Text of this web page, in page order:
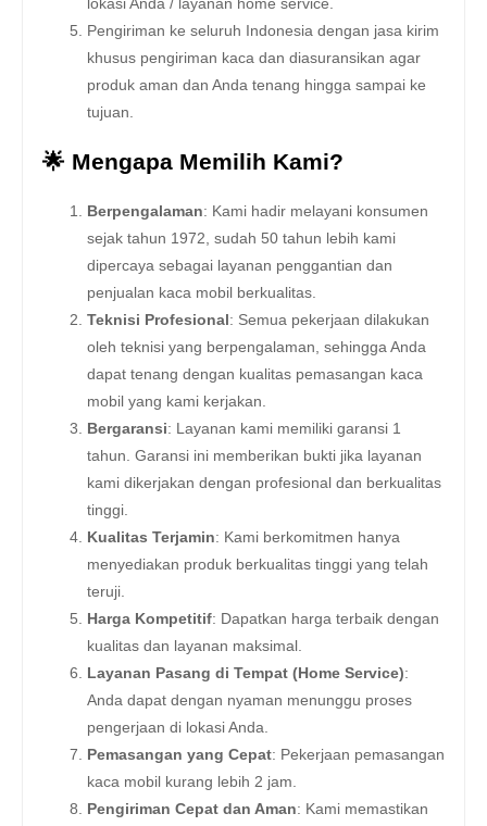
lokasi Anda / layanan home service.
Pengiriman ke seluruh Indonesia dengan jasa kirim
khusus pengiriman kaca dan diasuransikan agar
produk aman dan Anda tenang hingga sampai ke
tujuan.
🌟 Mengapa Memilih Kami?
Berpengalaman: Kami hadir melayani konsumen
sejak tahun 1972, sudah 50 tahun lebih kami
dipercaya sebagai layanan penggantian dan
penjualan kaca mobil berkualitas.
Teknisi Profesional : Semua pekerjaan dilakukan
oleh teknisi yang berpengalaman, sehingga Anda
dapat tenang dengan kualitas pemasangan kaca
mobil yang kami kerjakan.
Bergaransi: Layanan kami memiliki garansi 1
tahun. Garansi ini memberikan bukti jika layanan
kami dikerjakan dengan profesional dan berkualitas
tinggi.
Kualitas Terjamin: Kami berkomitmen hanya
menyediakan produk berkualitas tinggi yang telah
teruji.
Harga Kompetitif: Dapatkan harga terbaik dengan
kualitas dan layanan maksimal.
Layanan Pasang di Tempat (Home Service):
Anda dapat dengan nyaman menunggu proses
pengerjaan di lokasi Anda.
Pemasangan yang Cepat: Pekerjaan pemasangan
kaca mobil kurang lebih 2 jam.
Pengiriman Cepat dan Aman: Kami memastikan